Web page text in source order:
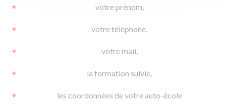
votre prénom,
votre téléphone,
votre mail,
la formation suivie,
les coordonnées de votre auto-école